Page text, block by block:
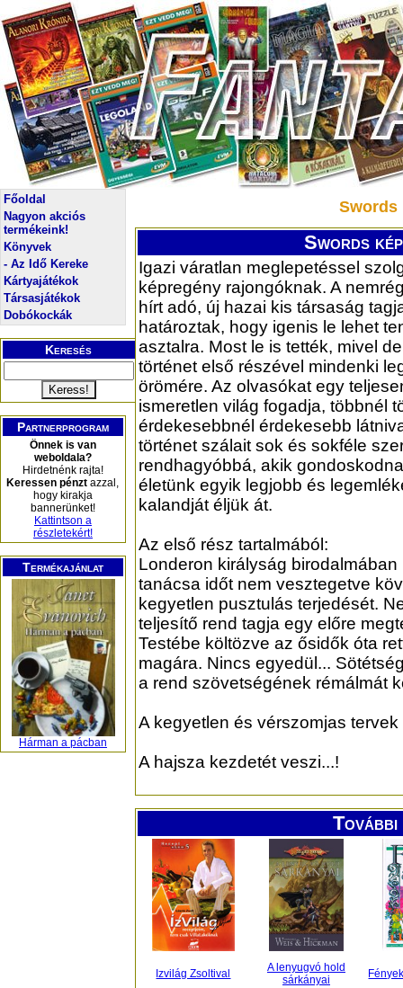
Főoldal
Nagyon akciós
termékeink!
Könyvek
- Az Idő Kereke
Kártyajátékok
Társasjátékok
Dobókockák
Keresés
Partnerprogram
Önnek is van
weboldala?
Hirdetnénk rajta!
Keressen pénzt azzal,
hogy kirakja
bannerünket!
Kattintson a
részletekért!
Termékajánlat
Hárman a pácban
Swords
Swords
Igazi váratlan meglepetéssel
képregény rajongóknak. A
hírt adó, új hazai kis társaság
határoztak, hogy igenis le lehet
asztalra. Most le is tették, mivel
történet első részével mindenki
örömére. Az olvasókat egy
ismeretlen világ fogadja, többnél
érdekesebbnél érdekesebb
történet szálait sok és sokféle
rendhagyóbbá, akik
életünk egyik legjobb és
kalandját éljük át.
Az első rész tartalmából:
Londeron királyság
tanácsa időt nem vesztegetve
kegyetlen pusztulás terjedését.
teljesítő rend tagja egy előre
Testébe költözve az ősidők óta
magára. Nincs egyedül...
a rend szövetségének rémálmát
A kegyetlen és vérszomjas
A hajsza kezdetét veszi...!
Izvilág Zsoltival
A lenyugvó hold
sárkányai